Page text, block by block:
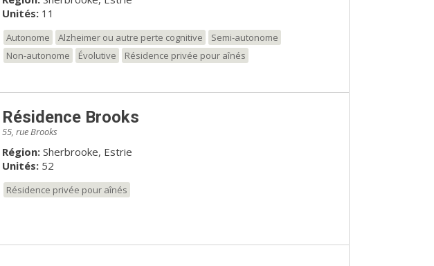
Unités:11
Autonome Alzheimer ou autre perte cognitive
Semi-autonome
Non-autonome
Évolutive Résidence privée pour aînés
Résidence Brooks
55, rue Brooks
Région: Sherbrooke, Estrie
Unités:52
Résidence privée pour aînés